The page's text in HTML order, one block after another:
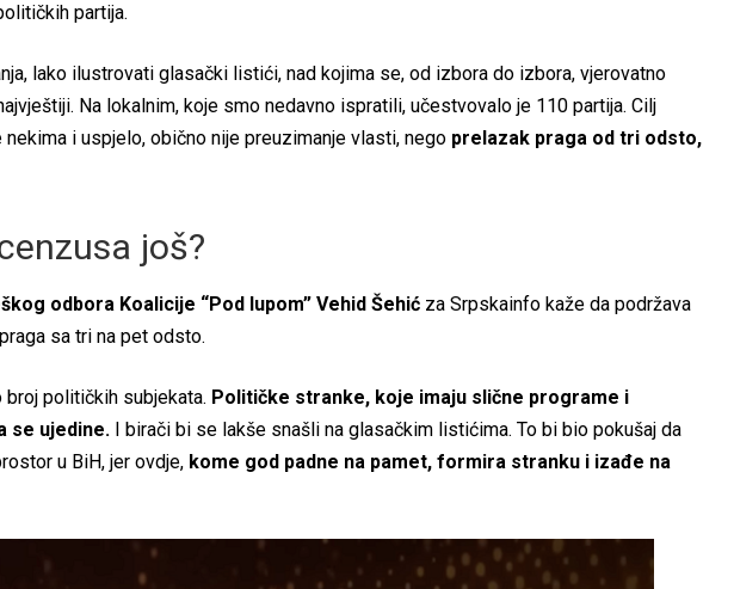
partija.
lako ilustrovati glasački listići, nad kojima se, od izbora do izbora, vjerovatno
Na lokalnim, koje smo nedavno ispratili, učestvovalo je 110 partija. Cilj
nekima i uspjelo, obično nije preuzimanje vlasti, nego prelazak praga od tri odsto,
još?
odbora Koalicije “Pod lupom” Vehid Šehić za Srpskainfo kaže da podržava
sa tri na pet odsto.
političkih subjekata. Političke stranke, koje imaju slične programe i
se ujedine. I birači bi se lakše snašli na glasačkim listićima. To bi bio pokušaj da
u BiH, jer ovdje, kome god padne na pamet, formira stranku i izađe na